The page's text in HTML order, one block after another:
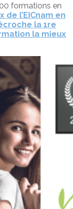
formations en
l’EICnam en
la 1re
la mieux